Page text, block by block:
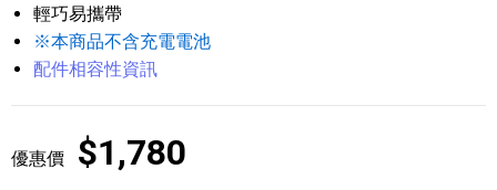
輕巧易攜帶
※本商品不含充電電池
配件相容性資訊
優惠價 $1,780